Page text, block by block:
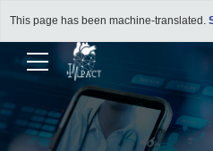
This page has been machine-translated.